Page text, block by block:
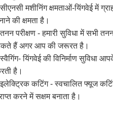
मशीनिंग क्षमताओं-यिंगवेई में
की क्षमता है।
परीक्षण - हमारी सुविधा में सभी
हैं अगर आप की जरूरत है।
यिंगवेई की विनिर्माण सुविधा
है।
कटिंग - स्वचालित फ्यूज
करने में सक्षम बनाता है।